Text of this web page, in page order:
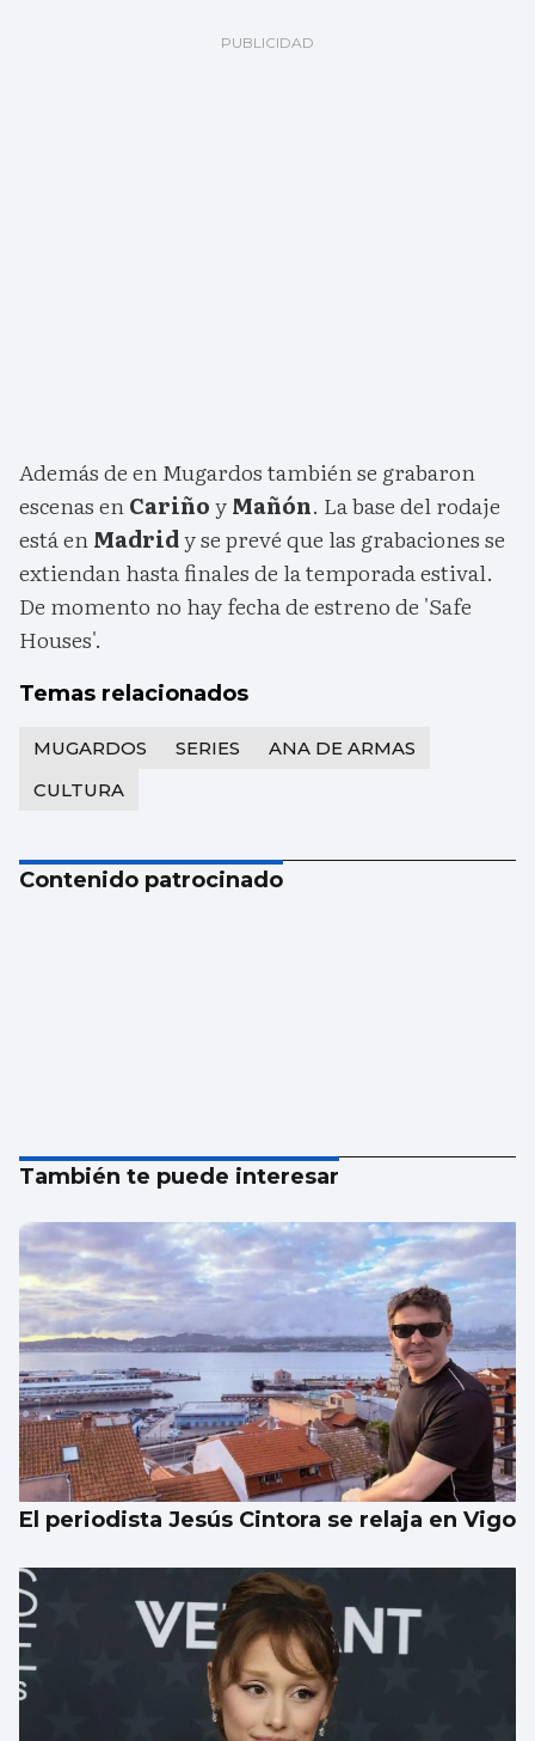
Además de en Mugardos también se grabaron
escenas enCariñoyMañón. La base del rodaje
está enMadridy se prevé que las grabaciones se
extiendan hasta finales de la temporada estival.
De momento no hay fecha de estreno de 'Safe
Houses'.
Temas relacionados
MUGARDOS SERIES
ANA DE ARMAS
CULTURA
Contenido patrocinado
También te puede interesar
El periodista Jesús Cintora se relaja en Vigo